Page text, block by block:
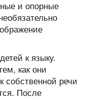
и опорные
к языку.
как они
собственной речи
После